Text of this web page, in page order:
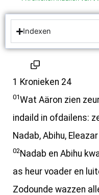
Indexen
1 Kronieken 24
01Wat Aäron zien
indaild in ofdailens:
Nadab, Abihu,
02Nadab en Abihu
as heur voader en
Zodounde wazzen